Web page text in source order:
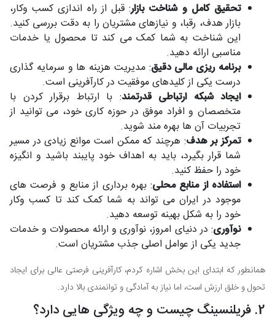
تحقیق کامل و شناخت بازار: قبل از راه اندازی کسب وکار،
بازار هدف، رقبا، و نیازهای مشتریان را به دقت بررسی کنید.
این شناخت به شما کمک می کند تا محصول یا خدمات
مناسبی ارائه دهید.
برنامه ریزی مالی دقیق: مدیریت هزینه ها و سرمایه گذاری
درست یکی از کلیدهای موفقیت در کارآفرینی است.
ایجاد شبکه ارتباطی قدرتمند: با ارتباط برقرار کردن با
متخصصان و افراد موفق در حوزه کاری خود، می توانید از
تجربیات آن ها بهره مند شوید.
تمرکز بر هدف: هرچند که ممکن است موانع زیادی در مسیر
شما قرار بگیرد، باید به اهداف خود پایبند باشید و انگیزه
خود را حفظ کنید.
استفاده از منابع محلی: بهره برداری از منابع و فرصت های
موجود در ایران می تواند به شما کمک کند تا کسب وکار
خود را به شکل بهینه توسعه دهید.
نوآوری: در دنیای امروز، نوآوری و ارائه محصولات و خدمات
جدید یکی از عوامل اصلی جذب مشتریان است.
همانطور که ابتدای این بخش اشاره کردم، کارآفرینی فرصتی عالی برای ایجاد
تحول و خلق ارزش است، اما نیاز به آمادگی و توانمندی بالا دارد.
2. فریلنسینگ چیست و چه ویژگی هایی دارد؟